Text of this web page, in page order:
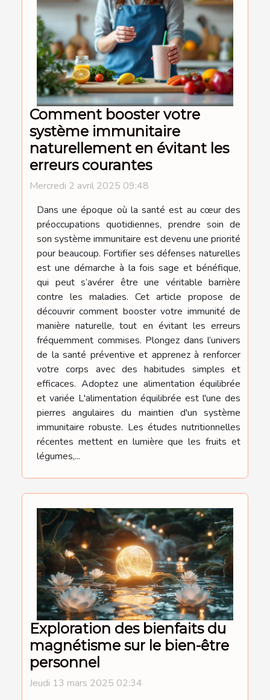
Comment booster votre
système immunitaire
naturellement en évitant les
erreurs courantes
Mercredi 2 avril 2025 09:48
Dans une époque où la santé est au cœur des
préoccupations quotidiennes, prendre soin de
son système immunitaire est devenu une priorité
pour beaucoup. Fortifier ses défenses naturelles
est une démarche à la fois sage et bénéfique,
qui peut s’avérer être une véritable barrière
contre les maladies. Cet article propose de
découvrir comment booster votre immunité de
manière naturelle, tout en évitant les erreurs
fréquemment commises. Plongez dans l’univers
de la santé préventive et apprenez à renforcer
votre corps avec des habitudes simples et
efficaces. Adoptez une alimentation équilibrée
et variée L'alimentation équilibrée est l'une des
pierres angulaires du maintien d'un système
immunitaire robuste. Les études nutritionnelles
récentes mettent en lumière que les fruits et
légumes,...
Exploration des bienfaits du
magnétisme sur le bien-être
personnel
Jeudi 13 mars 2025 02:34